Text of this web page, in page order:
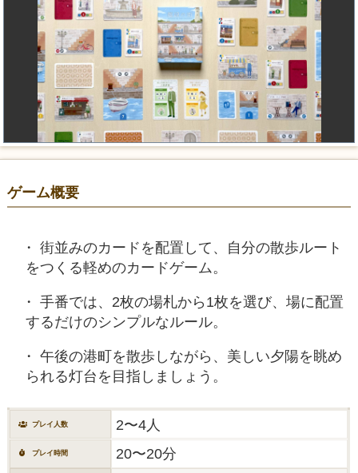
ゲーム概要
街並みのカードを配置して、自分の散歩ルート
をつくる軽めのカードゲーム。
手番では、2枚の場札から1枚を選び、場に配置
するだけのシンプルなルール。
午後の港町を散歩しながら、美しい夕陽を眺め
られる灯台を目指しましょう。
プレイ人数 2〜4人
プレイ時間 20〜20分